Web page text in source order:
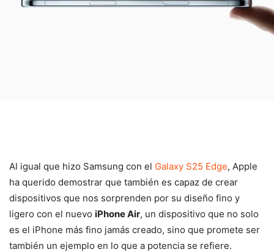
Al igual que hizo Samsung con el Galaxy S25 Edge, Apple
ha querido demostrar que también es capaz de crear
dispositivos que nos sorprenden por su diseño fino y
ligero con el nuevo iPhone Air, un dispositivo que no solo
es el iPhone más fino jamás creado, sino que promete ser
también un ejemplo en lo que a potencia se refiere.